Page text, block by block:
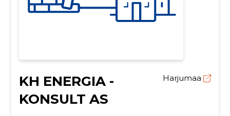
KH ENERGIA -
KONSULT AS
Harjumaa